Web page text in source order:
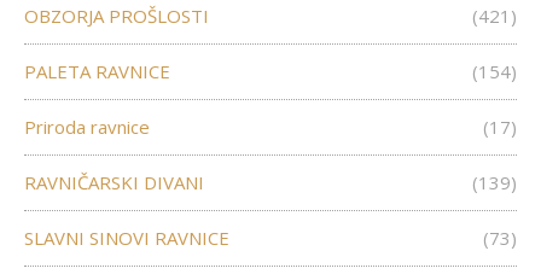
OBZORJA PROŠLOSTI (421)
PALETA RAVNICE (154)
Priroda ravnice (17)
RAVNIČARSKI DIVANI (139)
SLAVNI SINOVI RAVNICE (73)